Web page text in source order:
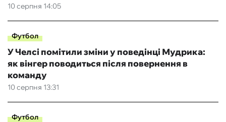
10 серпня 14:05
Футбол
10 серпня 13:31
У Челсі помітили зміни у поведінці Мудрика:
як вінгер поводиться після повернення в
команду
Футбол